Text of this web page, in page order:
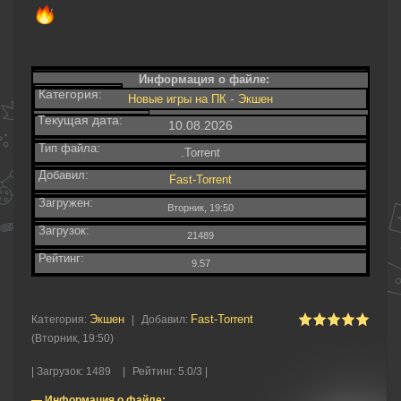
Информация о файле:
Категория: Новые игры на ПК - Экшен
Текущая дата: 10.08.2026
Тип файла:
.Torrent
Добавил:
Fast-Torrent
Загружен:
Вторник, 19:50
Загрузок: 21489
Рейтинг: 9.57
Категория: Экшен Добавил: Fast-Torrent
(Вторник, 19:50)
Загрузок: 1489 Рейтинг: 5.0/3 |